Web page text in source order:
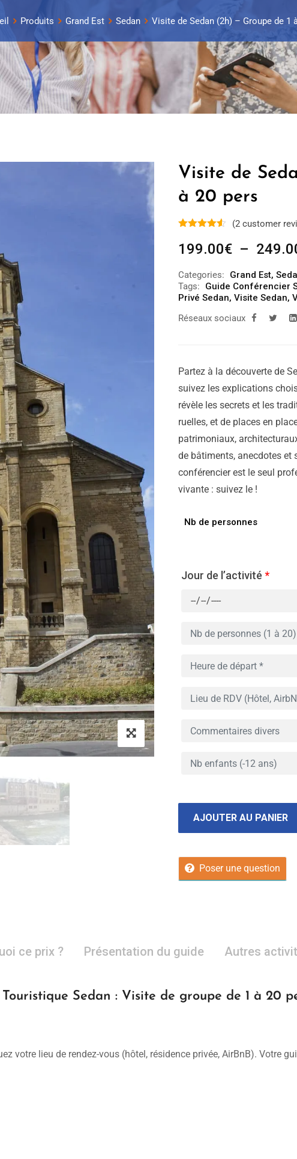
Produits Grand Est Sedan Visite de Sedan (2h) – Groupe de 1
Visite de
à 20 pers
(2 customer
199.00€ –
Categories: Grand Est,
Tags:
Guide Conférencier
Privé Sedan, Visite Sedan,
Réseaux sociaux
Partez à la découverte de
suivez les explications
révèle les secrets et les
ruelles, et de places en
patrimoniaux,
de bâtiments, anecdotes et
conférencier est le seul
vivante : suivez le !
Nb de personnes
Jour de l’activité *
AJOUTER AU PANIER
Poser une question
ce prix ? Présentation du guide Autres
Sedan : Visite de groupe de 1 à 20
votre lieu de rendez-vous (hôtel, résidence privée, AirBnB). Votre